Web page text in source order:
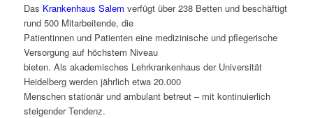
Das Krankenhaus Salem verfügt über 238 Betten und beschäftigt
rund 500 Mitarbeitende, die
Patientinnen und Patienten eine medizinische und pflegerische
Versorgung auf höchstem Niveau
bieten. Als akademisches Lehrkrankenhaus der Universität
Heidelberg werden jährlich etwa 20.000
Menschen stationär und ambulant betreut – mit kontinuierlich
steigender Tendenz.